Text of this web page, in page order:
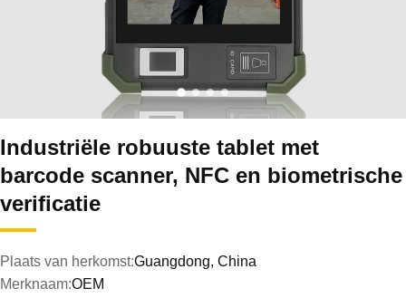
Industriële robuuste tablet met
barcode scanner, NFC en biometrische
verificatie
Plaats van herkomst:Guangdong, China
Merknaam:OEM